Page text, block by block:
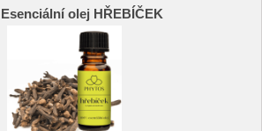
Esenciální olej HŘEBÍČEK